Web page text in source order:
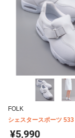
FOLK
シェスタースポーツ 533
¥5,990